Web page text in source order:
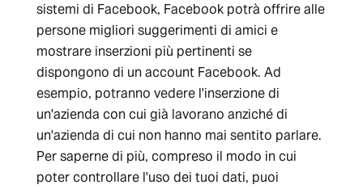
sistemi di Facebook, Facebook potrà offrire alle
persone migliori suggerimenti di amici e
mostrare inserzioni più pertinenti se
dispongono di un account Facebook. Ad
esempio, potranno vedere l'inserzione di
un'azienda con cui già lavorano anziché di
un'azienda di cui non hanno mai sentito parlare.
Per saperne di più, compreso il modo in cui
poter controllare l'uso dei tuoi dati, puoi